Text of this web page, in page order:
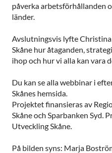
påverka arbetsförhållanden
länder.
Avslutningsvis lyfte
Skåne hur åtaganden,
ihop och hur vi alla kan vara
Du kan se alla webbinar i
Skånes hemsida.
Projektet finansieras av
Skåne och Sparbanken Syd.
Utveckling Skåne.
På bilden syns: Marja